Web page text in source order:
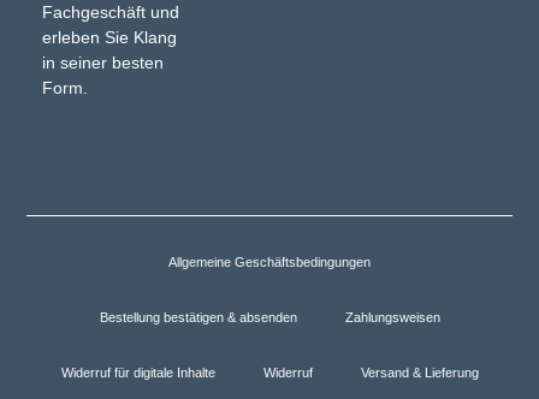
Fachgeschäft und
erleben Sie Klang
in seiner besten
Form.
Allgemeine Geschäftsbedingungen
Bestellung bestätigen & absenden Zahlungsweisen
Widerruf für digitale Inhalte Widerruf Versand & Lieferung